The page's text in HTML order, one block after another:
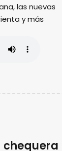
las nuevas
y más
chequera